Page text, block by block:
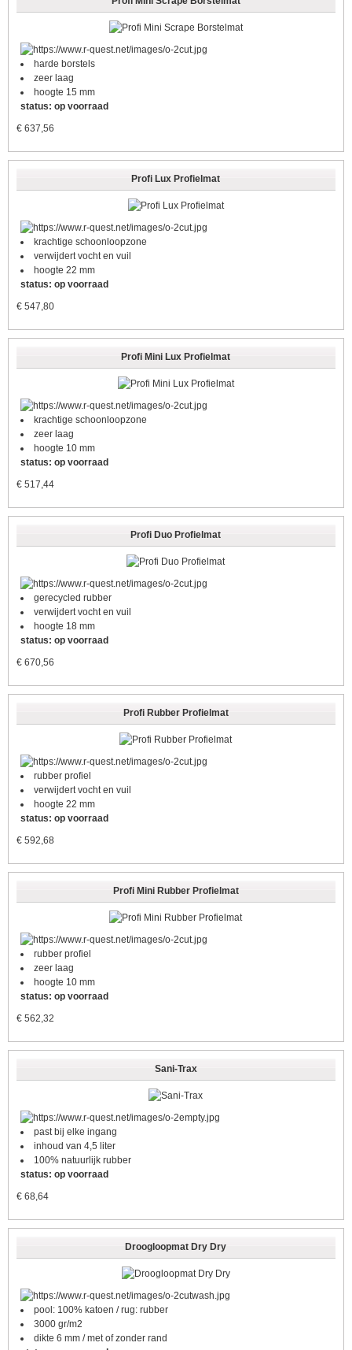
harde borstels
zeer laag
hoogte 15 mm
status: op voorraad
€ 637,56
Profi Lux Profielmat
krachtige schoonloopzone
verwijdert vocht en vuil
hoogte 22 mm
status: op voorraad
€ 547,80
Profi Mini Lux Profielmat
krachtige schoonloopzone
zeer laag
hoogte 10 mm
status: op voorraad
€ 517,44
Profi Duo Profielmat
gerecycled rubber
verwijdert vocht en vuil
hoogte 18 mm
status: op voorraad
€ 670,56
Profi Rubber Profielmat
rubber profiel
verwijdert vocht en vuil
hoogte 22 mm
status: op voorraad
€ 592,68
Profi Mini Rubber Profielmat
rubber profiel
zeer laag
hoogte 10 mm
status: op voorraad
€ 562,32
Sani-Trax
past bij elke ingang
inhoud van 4,5 liter
100% natuurlijk rubber
status: op voorraad
€ 68,64
Droogloopmat Dry Dry
pool: 100% katoen / rug: rubber
3000 gr/m2
dikte 6 mm / met of zonder rand